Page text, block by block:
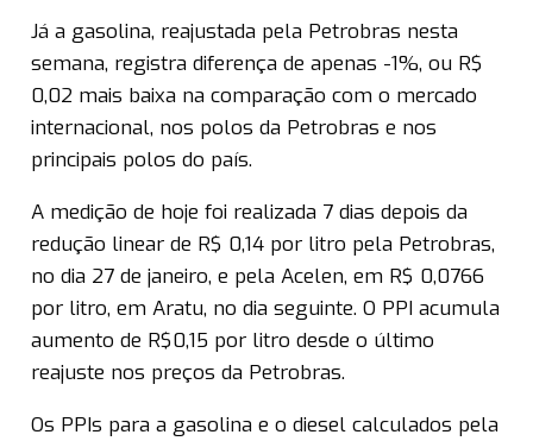
Já a gasolina, reajustada pela Petrobras nesta
semana, registra diferença de apenas -1%, ou R$
0,02 mais baixa na comparação com o mercado
internacional, nos polos da Petrobras e nos
principais polos do país.
A medição de hoje foi realizada 7 dias depois da
redução linear de R$ 0,14 por litro pela Petrobras,
no dia 27 de janeiro, e pela Acelen, em R$ 0,0766
por litro, em Aratu, no dia seguinte. O PPI acumula
aumento de R$0,15 por litro desde o último
reajuste nos preços da Petrobras.
Os PPIs para a gasolina e o diesel calculados pela